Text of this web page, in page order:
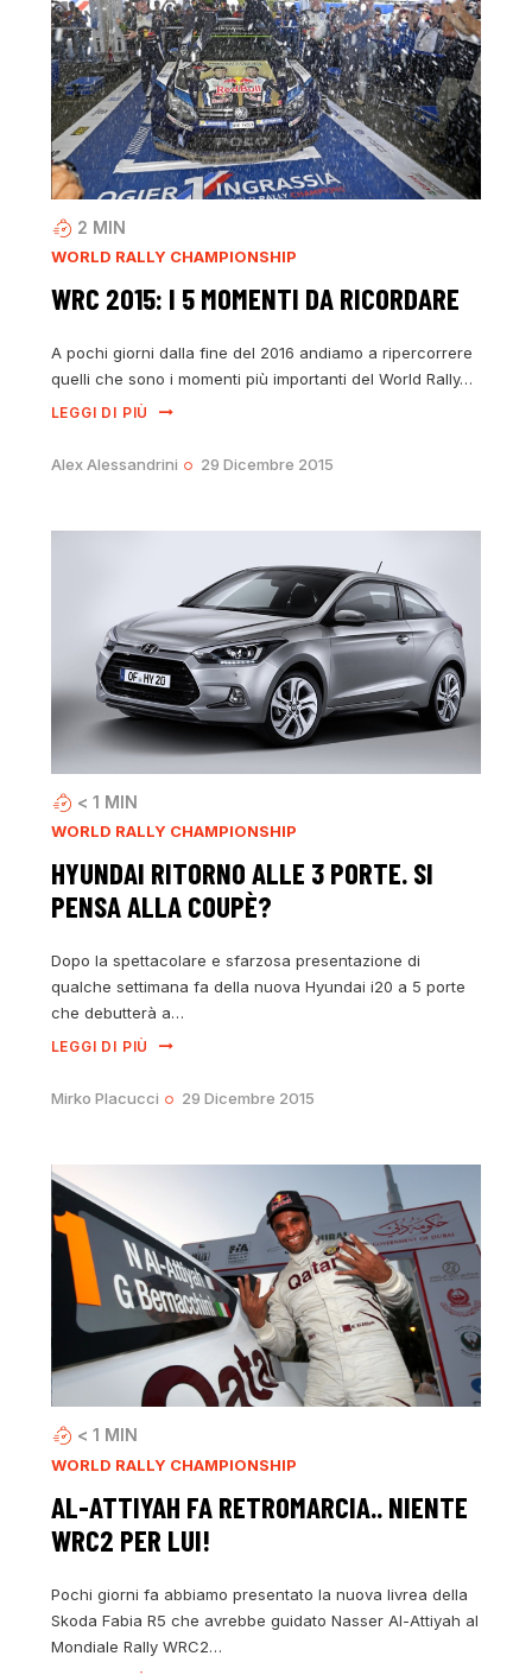
2 MIN
WORLD RALLY CHAMPIONSHIP
WRC 2015: I 5 MOMENTI DA RICORDARE
A pochi giorni dalla fine del 2016 andiamo a ripercorrere
quelli che sono i momenti più importanti del World Rally…
LEGGI DI PIÙ
Alex Alessandrini 29 Dicembre 2015
< 1 MIN
WORLD RALLY CHAMPIONSHIP
HYUNDAI RITORNO ALLE 3 PORTE. SI
PENSA ALLA COUPÈ?
Dopo la spettacolare e sfarzosa presentazione di
qualche settimana fa della nuova Hyundai i20 a 5 porte
che debutterà a…
LEGGI DI PIÙ
Mirko Placucci 29 Dicembre 2015
< 1 MIN
WORLD RALLY CHAMPIONSHIP
AL-ATTIYAH FA RETROMARCIA.. NIENTE
WRC2 PER LUI!
Pochi giorni fa abbiamo presentato la nuova livrea della
Skoda Fabia R5 che avrebbe guidato Nasser Al-Attiyah al
Mondiale Rally WRC2…